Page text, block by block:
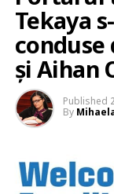
Tekaya
și Aihan
Published
By